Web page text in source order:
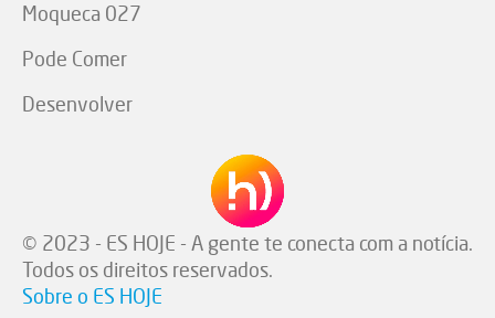
Moqueca 027
Pode Comer
Desenvolver
© 2023 - ES HOJE - A gente te conecta com a notícia.
Todos os direitos reservados.
Sobre o ES HOJE